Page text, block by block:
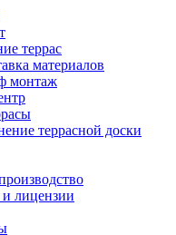
террас
материалов
монтаж
террасной доски
лицензии